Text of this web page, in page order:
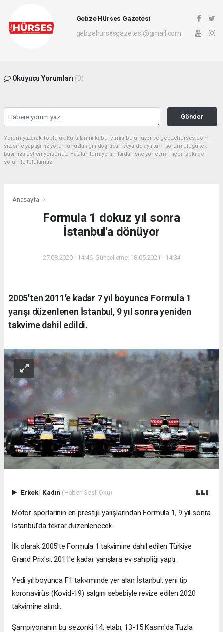
Gebze Hürses Gazetesi
gebzehursesgazetesi@gmail.com
Okuyucu Yorumları (0)
Gönder
Yorum yazarak Topluluk Kuralları’nı kabul etmiş bulunuyor ve gebzehurses.com
sitesine yaptığınız yorumunuzla ilgili doğrudan veya dolaylı tüm sorumluluğu tek
başınıza üstleniyorsunuz. Yazılan tüm yorumlardan site yönetimi hiçbir şekilde
sorumlu tutulamaz.
Anasayfa
Formula 1 dokuz yıl sonra
İstanbul'a dönüyor
27.08.2020 - 14:46, Güncelleme: 18.05.2021 - 14:34
2005'ten 2011'e kadar 7 yıl boyunca Formula 1
yarışı düzenlenen İstanbul, 9 yıl sonra yeniden
takvime dahil edildi.
Erkek| Kadın (Haberi Sesli Oku)
Motor sporlarının en prestijli yarışlarından Formula 1, 9 yıl sonra
İstanbul'da tekrar düzenlenecek.
İlk olarak 2005'te Formula 1 takvimine dahil edilen Türkiye
Grand Prix'si, 2011'e kadar yarışlara ev sahipliği yaptı.
Yedi yıl boyunca F1 takviminde yer alan İstanbul, yeni tip
koronavirüs (Kovid-19) salgını sebebiyle revize edilen 2020
takvimine alındı.
Şampiyonanın bu sezonki 14. etabı, 13-15 Kasım'da Tuzla